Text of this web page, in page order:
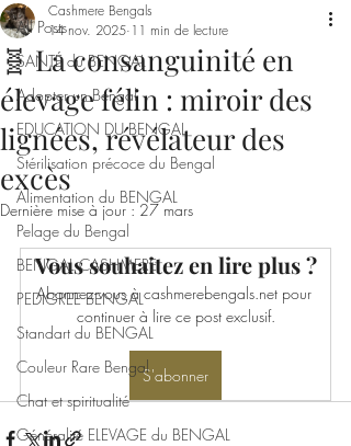
All Posts
SANTÉ du BENGAL
Adopter un Bengal
EDUCATION DU BENGAL
Stérilisation précoce du Bengal
Alimentation du BENGAL
Pelage du Bengal
BENGAL CASHMERE
PEDIGREE BENGAL
Standart du BENGAL
Couleur Rare Bengal
Chat et spiritualité
Généralité ELEVAGE du BENGAL
🧬 La consanguinité en
élevage félin : miroir des
lignées, révélateur des
excès
Cashmere Bengals
14 nov. 2025 11 min de lecture
Dernière mise à jour :27 mars
Vous souhaitez en lire plus ?
Abonnez-vous à cashmerebengals.net pour
continuer à lire ce post exclusif.
S'abonner